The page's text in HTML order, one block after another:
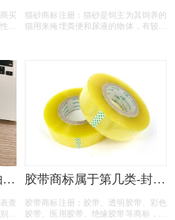
买
都
要
按
查
、
「商标分类」
猫砂商标注册：猫砂是饲主为其饲养的
猫用来掩埋粪便和尿液的物体，有较好
提升，对猫砂商标注册也多起来了。按
照国家知识产权局商标局的商标分类查
询得知，猫砂商标注册商标建议注册第
31类别商标！
查
商
胶带商标属于第几类-封箱
类？「商标分类」
胶带商标注册：胶带、透明胶带、彩色
胶带、医用胶带、绝缘胶带等商标，按